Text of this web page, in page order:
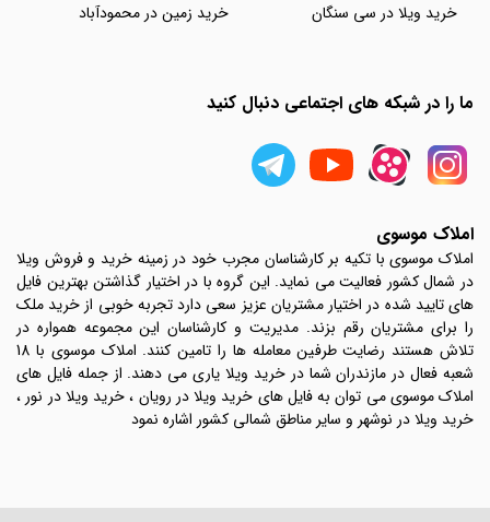
خرید ویلا در سی سنگان
خرید زمین در محمودآباد
ما را در شبکه های اجتماعی دنبال کنید
املاک موسوی
املاک موسوی با تکیه بر کارشناسان مجرب خود در زمینه خرید و فروش ویلا
در شمال کشور فعالیت می نماید. این گروه با در اختیار گذاشتن بهترین فایل
های تایید شده در اختیار مشتریان عزیز سعی دارد تجربه خوبی از خرید ملک
را برای مشتریان رقم بزند. مدیریت و کارشناسان این مجموعه همواره در
تلاش هستند رضایت طرفین معامله ها را تامین کنند. املاک موسوی با 18
شعبه فعال در مازندران شما در خرید ویلا یاری می دهند. از جمله فایل های
املاک موسوی می توان به فایل های خرید ویلا در رویان ، خرید ویلا در نور ،
خرید ویلا در نوشهر و سایر مناطق شمالی کشور اشاره نمود